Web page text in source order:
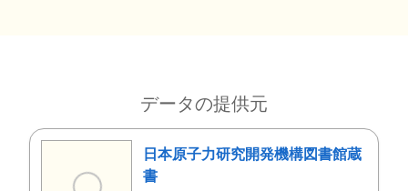
データの提供元
日本原子力研究開発機構図書館蔵
書